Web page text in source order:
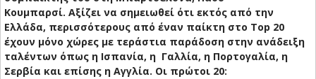
Κουμπαρσί. Αξίζει να σημειωθεί ότι εκτός από την
Ελλάδα, περισσότερους από έναν παίκτη στο Top 20
έχουν μόνο χώρες με τεράστια παράδοση στην ανάδειξη
ταλέντων όπως η Ισπανία, η Γαλλία, η Πορτογαλία, η
Σερβία και επίσης η Αγγλία. Οι πρώτοι 20: